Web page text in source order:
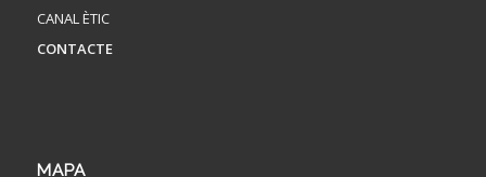
CANAL ÈTIC
CONTACTE
MAPA